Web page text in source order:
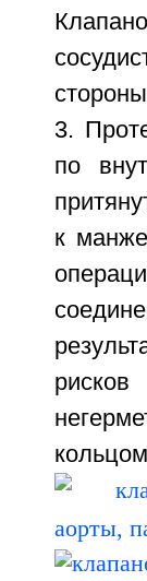
3.
по
к